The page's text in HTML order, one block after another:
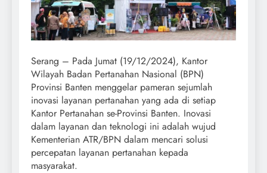
Serang – Pada Jumat (19/12/2024), Kantor
Wilayah Badan Pertanahan Nasional (BPN)
Provinsi Banten menggelar pameran sejumlah
inovasi layanan pertanahan yang ada di setiap
Kantor Pertanahan se-Provinsi Banten. Inovasi
dalam layanan dan teknologi ini adalah wujud
Kementerian ATR/BPN dalam mencari solusi
percepatan layanan pertanahan kepada
masyarakat.